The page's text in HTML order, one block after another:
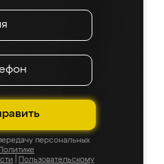
персональных
Пользовательскому